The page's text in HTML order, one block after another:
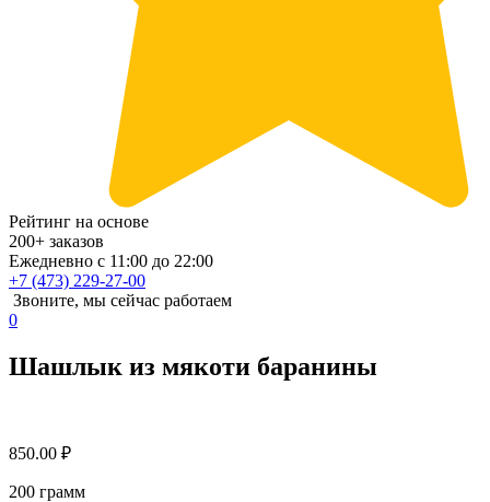
Рейтинг на основе
200+ заказов
Ежедневно с 11:00 до 22:00
+7 (473) 229-27-00
Звоните, мы сейчас работаем
0
Шашлык из мякоти баранины
850.00 ₽
200 грамм